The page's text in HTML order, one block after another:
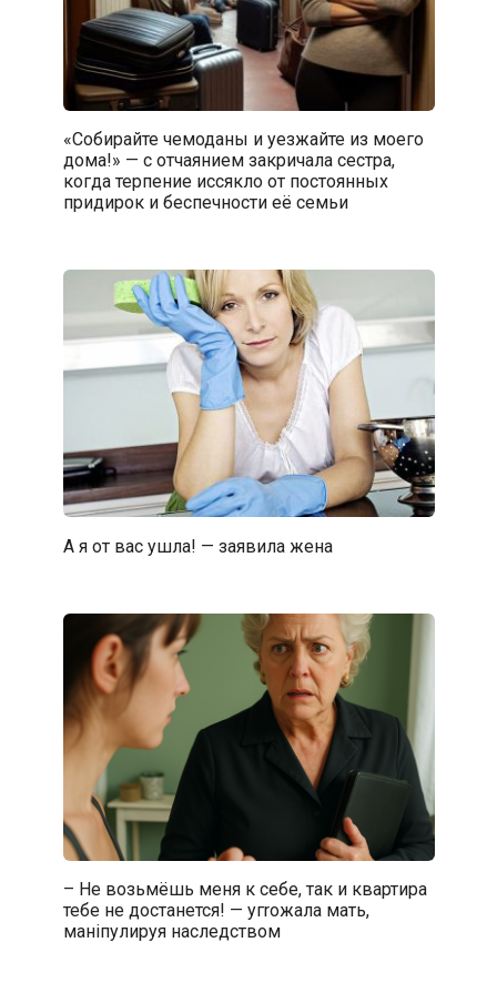
«Собирайте чемоданы и уезжайте из моего
дома!» — с отчаянием закричала сестра,
когда терпение иссякло от постоянных
придирок и беспечности её семьи
А я от вас ушла! — заявила жена
– Не возьмёшь меня к себе, так и квартира
тебе не достанется! — угrожaлa мать,
манiпулируя наследством